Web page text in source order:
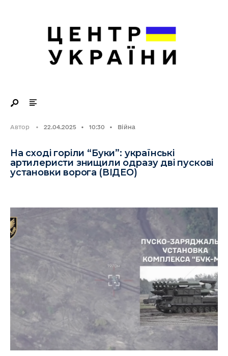
Автор • 22.04.2025 • 10:30 • Війна
На сході горіли “Буки”: українські
артилеристи знищили одразу дві пускові
установки ворога (ВІДЕО)